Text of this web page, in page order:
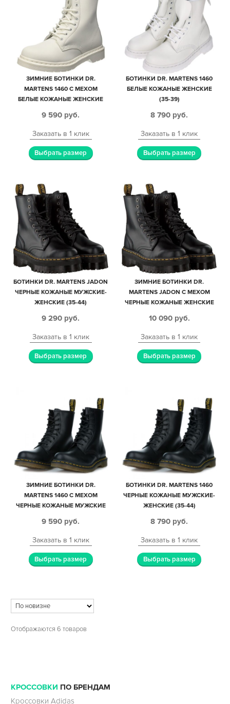
ЗИМНИЕ БОТИНКИ DR.
MARTENS 1460 С МЕХОМ
БЕЛЫЕ КОЖАНЫЕ ЖЕНСКИЕ
9 590 руб.
Заказать в 1 клик
Выбрать размер
БОТИНКИ DR. MARTENS 1460
БЕЛЫЕ КОЖАНЫЕ ЖЕНСКИЕ
(35-39)
8 790 руб.
Заказать в 1 клик
Выбрать размер
БОТИНКИ DR. MARTENS JADON
ЧЕРНЫЕ КОЖАНЫЕ МУЖСКИЕ-
ЖЕНСКИЕ (35-44)
9 290 руб.
Заказать в 1 клик
Выбрать размер
ЗИМНИЕ БОТИНКИ DR.
MARTENS JADON С МЕХОМ
ЧЕРНЫЕ КОЖАНЫЕ ЖЕНСКИЕ
10 090 руб.
Заказать в 1 клик
Выбрать размер
ЗИМНИЕ БОТИНКИ DR.
MARTENS 1460 С МЕХОМ
ЧЕРНЫЕ КОЖАНЫЕ МУЖСКИЕ
9 590 руб.
Заказать в 1 клик
Выбрать размер
БОТИНКИ DR. MARTENS 1460
ЧЕРНЫЕ КОЖАНЫЕ МУЖСКИЕ-
ЖЕНСКИЕ (35-44)
8 790 руб.
Заказать в 1 клик
Выбрать размер
Отображаются 6 товаров
КРОССОВКИ ПО БРЕНДАМ
Кроссовки Adidas